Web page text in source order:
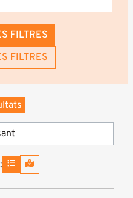
FILTRES
EFFACER LES FILTRES